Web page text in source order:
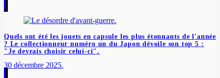
Quels ont été les jouets en capsule les plus étonnants de l'année
? Le collectionneur numéro un du Japon dévoile son top 5 :
"Je devrais choisir celui-ci".
30 décembre 2025.